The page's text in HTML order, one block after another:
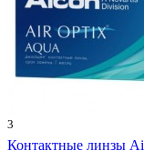
3
Контактные линзы